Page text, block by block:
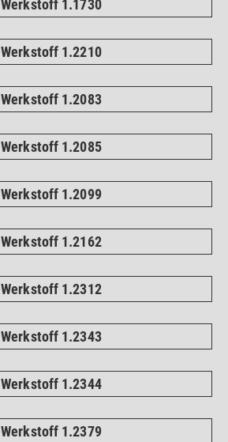
Werkstoff 1.1730
Werkstoff 1.2210
Werkstoff 1.2083
Werkstoff 1.2085
Werkstoff 1.2099
Werkstoff 1.2162
Werkstoff 1.2312
Werkstoff 1.2343
Werkstoff 1.2344
Werkstoff 1.2379